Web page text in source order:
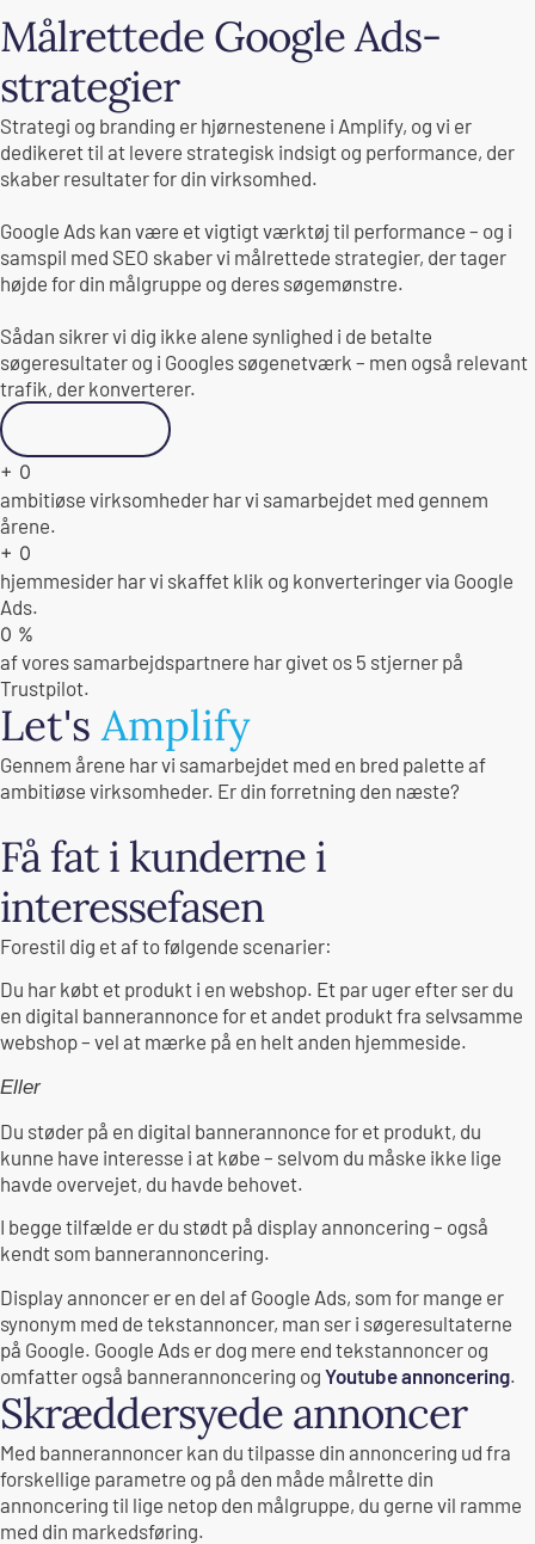
Målrettede Google Ads-
strategier
Strategi og branding er hjørnestenene i Amplify, og vi er
dedikeret til at levere strategisk indsigt og performance, der
skaber resultater for din virksomhed.
Google Ads kan være et vigtigt værktøj til performance – og i
samspil med SEO skaber vi målrettede strategier, der tager
højde for din målgruppe og deres søgemønstre.
Sådan sikrer vi dig ikke alene synlighed i de betalte
søgeresultater og i Googles søgenetværk – men også relevant
trafik, der konverterer.
+ 0
ambitiøse virksomheder har vi samarbejdet med gennem
årene.
+ 0
hjemmesider har vi skaffet klik og konverteringer via Google
Ads.
0 %
af vores samarbejdspartnere har givet os 5 stjerner på
Trustpilot.
Let'sAmplify
Gennem årene har vi samarbejdet med en bred palette af
ambitiøse virksomheder. Er din forretning den næste?
Få fat i kunderne i
interessefasen
Forestil dig et af to følgende scenarier:
Du har købt et produkt i en webshop. Et par uger efter ser du
en digital bannerannonce for et andet produkt fra selvsamme
webshop – vel at mærke på en helt anden hjemmeside.
Eller
Du støder på en digital bannerannonce for et produkt, du
kunne have interesse i at købe – selvom du måske ikke lige
havde overvejet, du havde behovet.
I begge tilfælde er du stødt på display annoncering – også
kendt som bannerannoncering.
Display annoncer er en del af Google Ads, som for mange er
synonym med de tekstannoncer, man ser i søgeresultaterne
på Google. Google Ads er dog mere end tekstannoncer og
omfatter også bannerannoncering og Youtube annoncering.
Skræddersyede annoncer
Med bannerannoncer kan du tilpasse din annoncering ud fra
forskellige parametre og på den måde målrette din
annoncering til lige netop den målgruppe, du gerne vil ramme
med din markedsføring.